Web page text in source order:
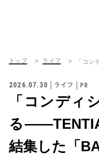
トップ ライフ 「コ
2026.07.30 ライフ
「コンディ
る
結集した「